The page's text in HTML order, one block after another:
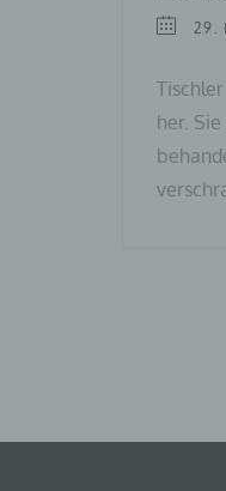
29.
her.